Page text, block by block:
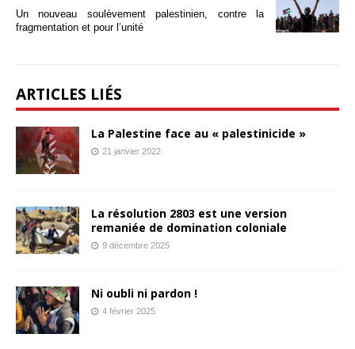
Un nouveau soulèvement palestinien, contre la
fragmentation et pour l’unité
ARTICLES LIÉS
La Palestine face au « palestinicide »
21 janvier 2022
La résolution 2803 est une version
remaniée de domination coloniale
9 décembre 2025
Ni oubli ni pardon !
4 février 2025